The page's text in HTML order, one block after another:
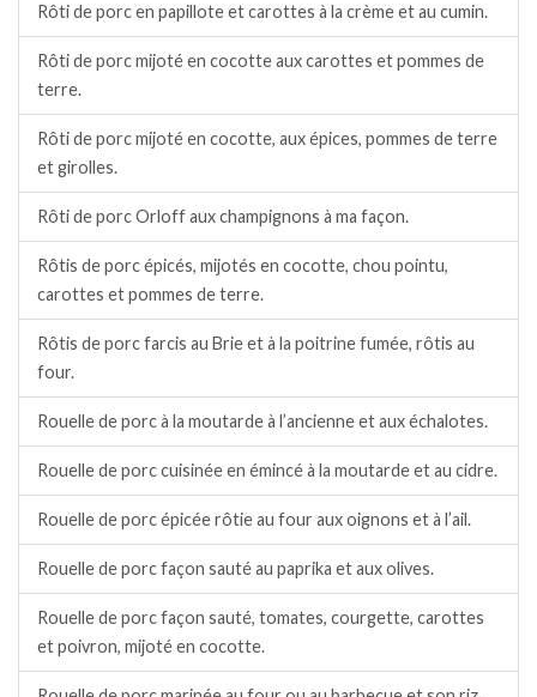
Rôti de porc en papillote et carottes à la crème et au cumin.
Rôti de porc mijoté en cocotte aux carottes et pommes de
terre.
Rôti de porc mijoté en cocotte, aux épices, pommes de terre
et girolles.
Rôti de porc Orloff aux champignons à ma façon.
Rôtis de porc épicés, mijotés en cocotte, chou pointu,
carottes et pommes de terre.
Rôtis de porc farcis au Brie et à la poitrine fumée, rôtis au
four.
Rouelle de porc à la moutarde à l’ancienne et aux échalotes.
Rouelle de porc cuisinée en émincé à la moutarde et au cidre.
Rouelle de porc épicée rôtie au four aux oignons et à l’ail.
Rouelle de porc façon sauté au paprika et aux olives.
Rouelle de porc façon sauté, tomates, courgette, carottes
et poivron, mijoté en cocotte.